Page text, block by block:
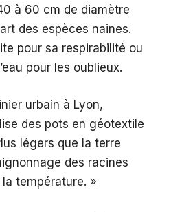
à 60 cm de diamètre
des espèces naines.
pour sa respirabilité ou
pour les oublieux.
urbain à Lyon,
des pots en géotextile
légers que la terre
des racines
température. »